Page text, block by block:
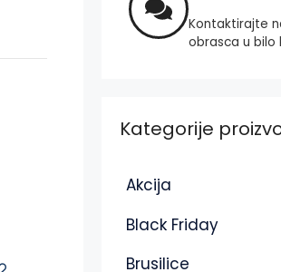
Kontaktirajte
obrasca u bilo
Kategorije
Akcija
Black Friday
Brusilice